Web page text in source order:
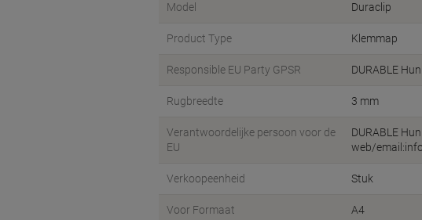
Model Duraclip
Product Type Klemmap
Responsible EU Party GPSR DURABLE
Rugbreedte 3 mm
Verantwoordelijke persoon voor de
EU
DURABLE
web/
Verkoopeenheid Stuk
Voor Formaat A4